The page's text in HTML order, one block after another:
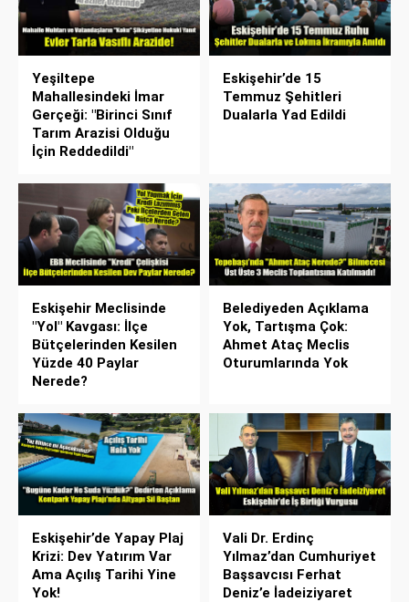
Yeşiltepe
Mahallesindeki İmar
Gerçeği: "Birinci Sınıf
Tarım Arazisi Olduğu
İçin Reddedildi"
Eskişehir’de 15
Temmuz Şehitleri
Dualarla Yad Edildi
Eskişehir Meclisinde
"Yol" Kavgası: İlçe
Bütçelerinden Kesilen
Yüzde 40 Paylar
Nerede?
Belediyeden Açıklama
Yok, Tartışma Çok:
Ahmet Ataç Meclis
Oturumlarında Yok
Eskişehir’de Yapay Plaj
Krizi: Dev Yatırım Var
Ama Açılış Tarihi Yine
Yok!
Vali Dr. Erdinç
Yılmaz’dan Cumhuriyet
Başsavcısı Ferhat
Deniz’e İadeiziyaret